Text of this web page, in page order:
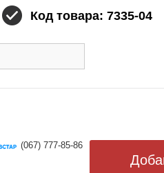
Код товара: 7335-04
(067) 777-85-86